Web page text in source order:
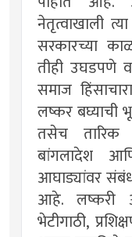
नेतृत्वाखाली
सरकारच्या
तीही उघडपणे
समाज
लष्कर
तसेच तारिक
बांगलादेश
आघाड्यांवर
आहे. लष्करी
भेटीगाठी,